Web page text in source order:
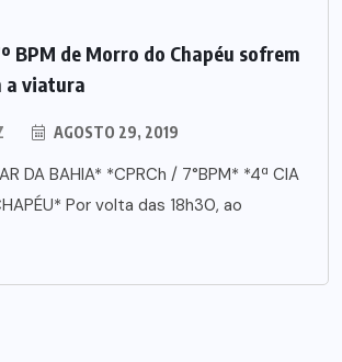
BPM de Morro do Chapéu sofrem
a viatura
AGOSTO 29, 2019
DA BAHIA* *CPRCh / 7°BPM* *4ª CIA
Por volta das 18h30, ao